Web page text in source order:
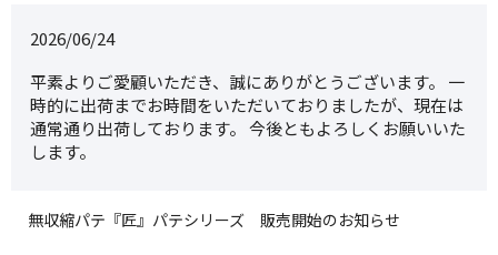
2026/06/24
平素よりご愛顧いただき、誠にありがとうございます。 一
時的に出荷までお時間をいただいておりましたが、現在は
通常通り出荷しております。 今後ともよろしくお願いいた
します。
無収縮パテ『匠』パテシリーズ 販売開始のお知らせ